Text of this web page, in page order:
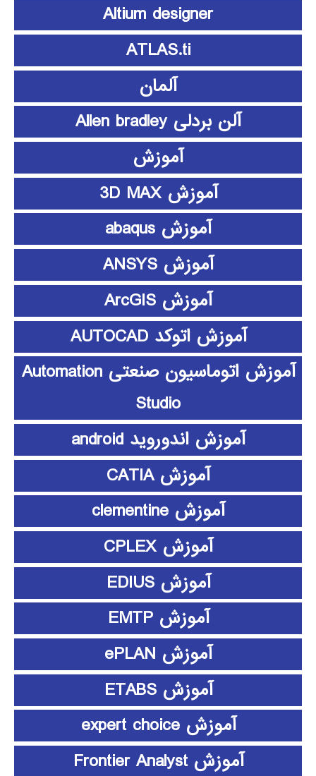
Altium designer
ATLAS.ti
آلمان
آلن بردلی Allen bradley
آموزش
آموزش 3D MAX
آموزش abaqus
آموزش ANSYS
آموزش ArcGIS
آموزش اتوکد AUTOCAD
آموزش اتوماسیون صنعتی Automation
Studio
آموزش اندوروید android
آموزش CATIA
آموزش clementine
آموزش CPLEX
آموزش EDIUS
آموزش EMTP
آموزش ePLAN
آموزش ETABS
آموزش expert choice
آموزش Frontier Analyst